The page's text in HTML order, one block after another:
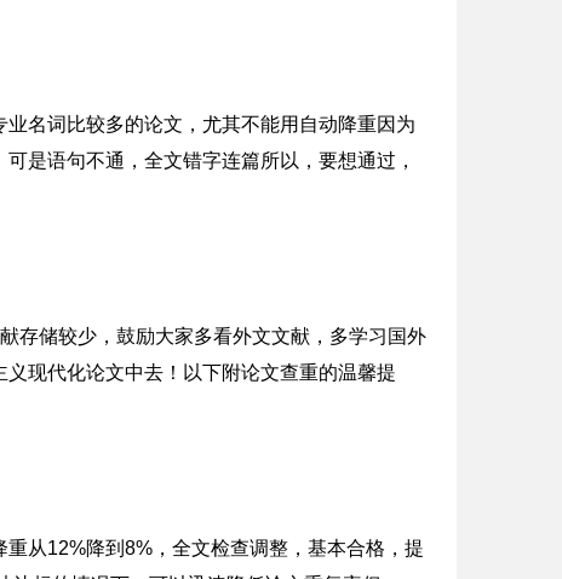
名词比较多的论文，尤其不能用自动降重因为
是语句不通，全文错字连篇所以，要想通过，
存储较少，鼓励大家多看外文文献，多学习国外
现代化论文中去！以下附论文查重的温馨提
从12%降到8%，全文检查调整，基本合格，提